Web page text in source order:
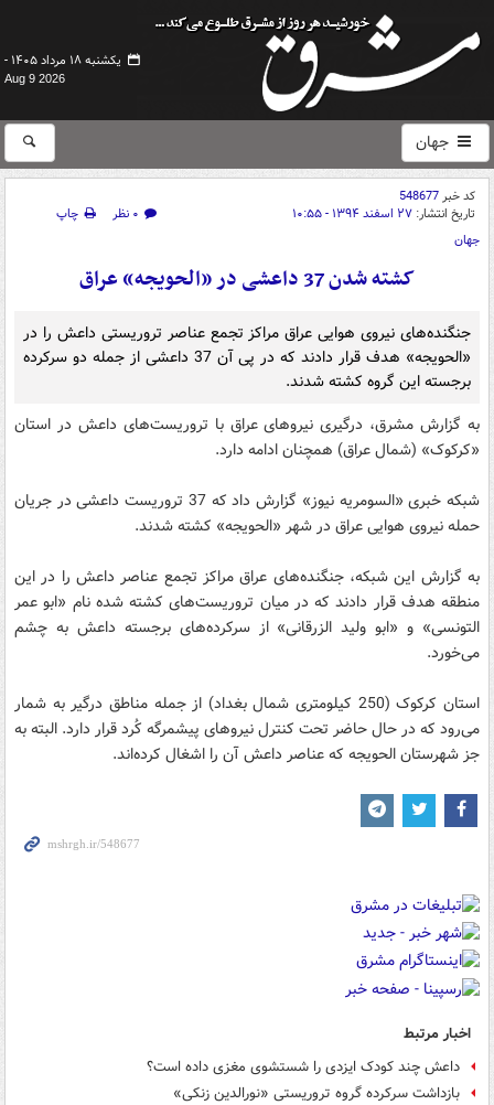
یکشنبه ۱۸ مرداد ۱۴۰۵ -
Aug 9 2026
جهان
کد خبر548677
تاریخ انتشار: ۲۷ اسفند ۱۳۹۴ - ۱۰:۵۵ ۰ نظر
چاپ
جهان
کشته شدن 37 داعشی در «الحویجه» عراق
جنگنده‌های نیروی هوایی عراق مراکز تجمع عناصر تروریستی داعش را در
«الحویجه» هدف قرار دادند که در پی آن 37 داعشی از جمله دو سرکرده
برجسته این گروه کشته شدند.
به گزارش مشرق، درگیری نیروهای عراق با تروریست‌های داعش در استان
«کرکوک» (شمال عراق) همچنان ادامه دارد.
شبکه خبری «السومریه نیوز» گزارش داد که 37 تروریست داعشی در جریان
حمله نیروی هوایی عراق در شهر «الحویجه» کشته شدند.
به گزارش این شبکه، جنگنده‌های عراق مراکز تجمع عناصر داعش را در این
منطقه هدف قرار دادند که در میان تروریست‌های کشته شده نام «ابو عمر
التونسی» و «ابو ولید الزرقانی» از سرکرده‌های برجسته داعش به چشم
می‌خورد.
استان کرکوک (250 کیلومتری شمال بغداد) از جمله مناطق درگیر به شمار
می‌رود که در حال حاضر تحت کنترل نیروهای پیشمرگه کُرد قرار دارد. البته به
جز شهرستان الحویجه که عناصر داعش آن را اشغال کرده‌اند.
اخبار مرتبط
داعش چند کودک ایزدی را شستشوی مغزی داده است؟
بازداشت سرکرده گروه تروریستی «نورالدین زنکی»